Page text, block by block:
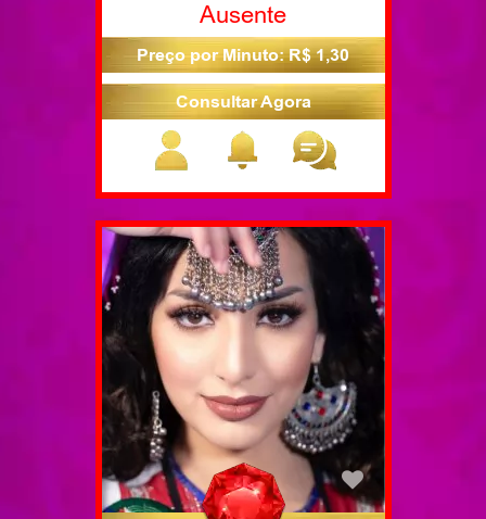
Ausente
Preço por Minuto: R$ 1,30
Consultar Agora